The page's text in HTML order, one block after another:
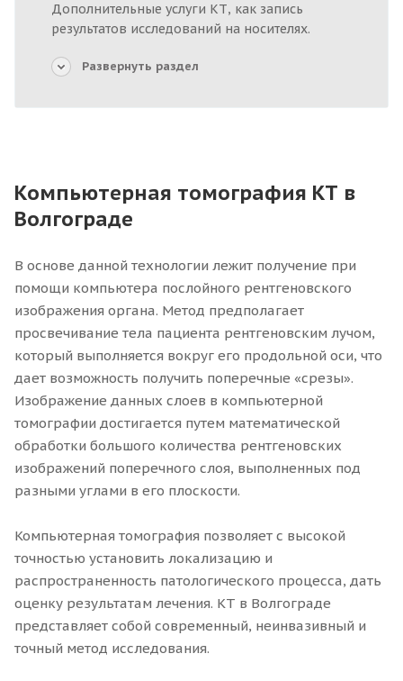
Дополнительные услуги КТ, как запись
результатов исследований на носителях.
Развернуть раздел
Компьютерная томография КТ в
Волгограде
В основе данной технологии лежит получение при
помощи компьютера послойного рентгеновского
изображения органа. Метод предполагает
просвечивание тела пациента рентгеновским лучом,
который выполняется вокруг его продольной оси, что
дает возможность получить поперечные «срезы».
Изображение данных слоев в компьютерной
томографии достигается путем математической
обработки большого количества рентгеновских
изображений поперечного слоя, выполненных под
разными углами в его плоскости.
Компьютерная томография позволяет с высокой
точностью установить локализацию и
распространенность патологического процесса, дать
оценку результатам лечения. КТ в Волгограде
представляет собой современный, неинвазивный и
точный метод исследования.